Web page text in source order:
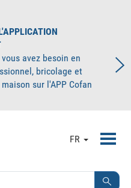
avez besoin en
bricolage et
sur l'APP Cofan
FR